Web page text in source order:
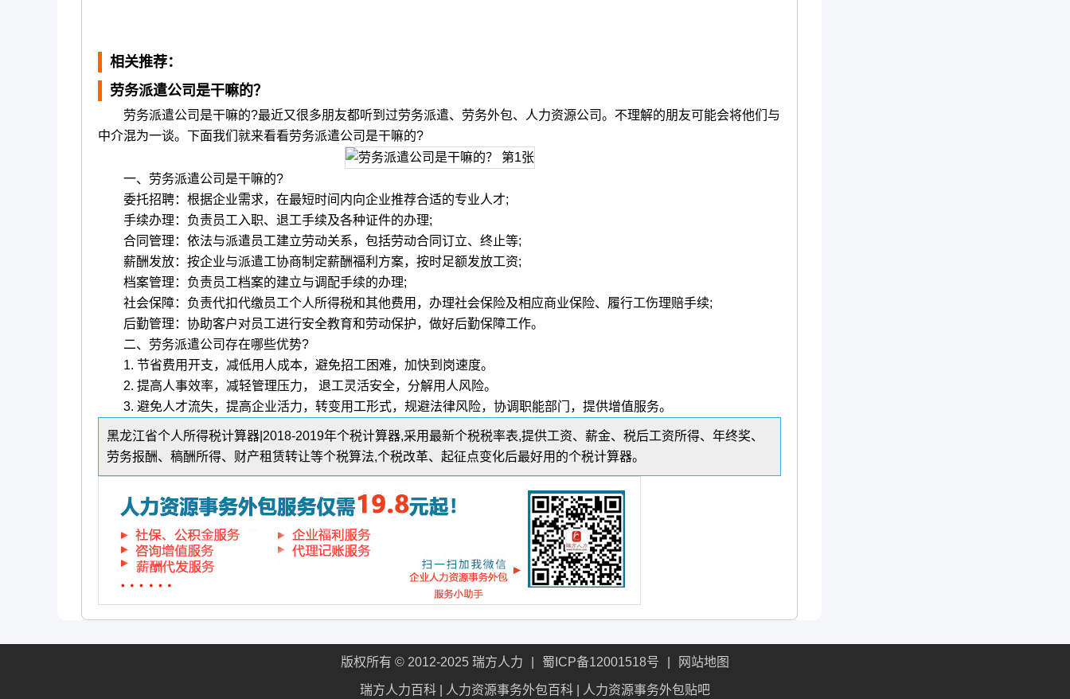
相关推荐：
劳务派遣公司是干嘛的？
劳务派遣公司是干嘛的?最近又很多朋友都听到过劳务派遣、劳务外包、人力资源公司。不理解的朋友可能会将他们与
中介混为一谈。下面我们就来看看劳务派遣公司是干嘛的?
一、劳务派遣公司是干嘛的?
委托招聘：根据企业需求，在最短时间内向企业推荐合适的专业人才;
手续办理：负责员工入职、退工手续及各种证件的办理;
合同管理：依法与派遣员工建立劳动关系，包括劳动合同订立、终止等;
薪酬发放：按企业与派遣工协商制定薪酬福利方案，按时足额发放工资;
档案管理：负责员工档案的建立与调配手续的办理;
社会保障：负责代扣代缴员工个人所得税和其他费用，办理社会保险及相应商业保险、履行工伤理赔手续;
后勤管理：协助客户对员工进行安全教育和劳动保护，做好后勤保障工作。
二、劳务派遣公司存在哪些优势?
1. 节省费用开支，减低用人成本，避免招工困难，加快到岗速度。
2. 提高人事效率，减轻管理压力， 退工灵活安全，分解用人风险。
3. 避免人才流失，提高企业活力，转变用工形式，规避法律风险，协调职能部门，提供增值服务。
黑龙江省个人所得税计算器|2018-2019年个税计算器,采用最新个税税率表,提供工资、薪金、税后工资所得、年终奖、
劳务报酬、稿酬所得、财产租赁转让等个税算法,个税改革、起征点变化后最好用的个税计算器。
版权所有 © 2012-2025 瑞方人力 蜀ICP备12001518号 网站地图
瑞方人力百科 人力资源事务外包百科 人力资源事务外包贴吧